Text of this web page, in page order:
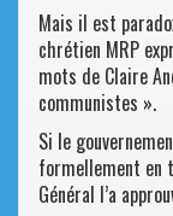
Mais il est
chrétien MRP
mots de Claire
communistes ».
Si le
formellement en
Général l’a